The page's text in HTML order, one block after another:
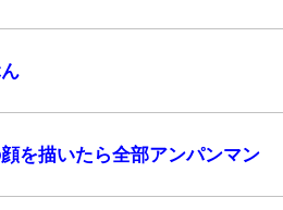
を描いたら全部アンパンマン